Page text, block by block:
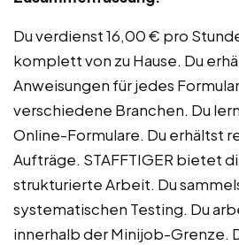
Du verdienst 16,00 € pro
komplett von zu Hause. Du
Anweisungen für jedes
verschiedene Branchen. Du
Online-Formulare. Du erhältst
Aufträge. STAFFTIGER bietet
strukturierte Arbeit. Du
systematischen Testing. Du
innerhalb der Minijob-Grenze.